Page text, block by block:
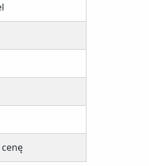
cenę